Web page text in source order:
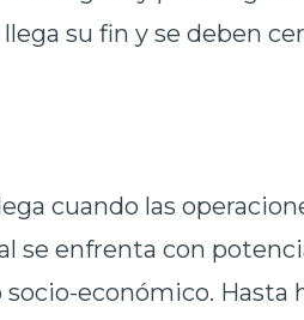
su fin y se deben
cuando las
se enfrenta con
socio-económico. Hasta